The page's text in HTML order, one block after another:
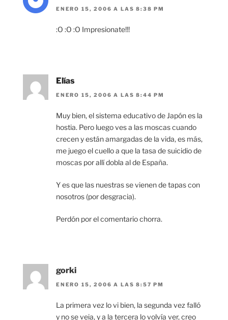
ENERO 15, 2006 A LAS 8:38 PM
:O :O :O Impresionate!!!
Elías
ENERO 15, 2006 A LAS 8:44 PM
Muy bien, el sistema educativo de Japón es la
hostia. Pero luego ves a las moscas cuando
crecen y están amargadas de la vida, es más,
me juego el cuello a que la tasa de suicidio de
moscas por allí dobla al de España.
Y es que las nuestras se vienen de tapas con
nosotros (por desgracia).
Perdón por el comentario chorra.
gorki
ENERO 15, 2006 A LAS 8:57 PM
La primera vez lo vi bien, la segunda vez falló
y no se veia, y a la tercera lo volvía ver, creo